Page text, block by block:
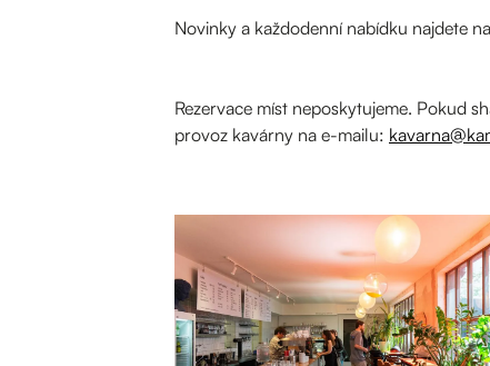
Novinky a každodenní nabídku najdete
Rezervace míst neposkytujeme. Pokud
provoz kavárny na e-mailu: